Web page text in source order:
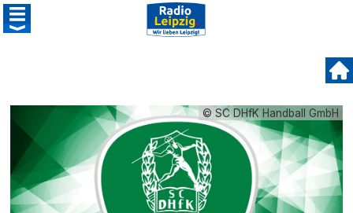
© SC DHfK Handball GmbH